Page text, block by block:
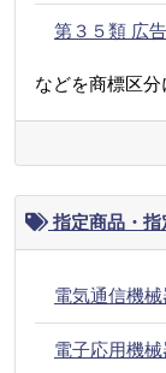
第３５類 広
などを商標区分
指定商品・
電気通信機
電子応用機